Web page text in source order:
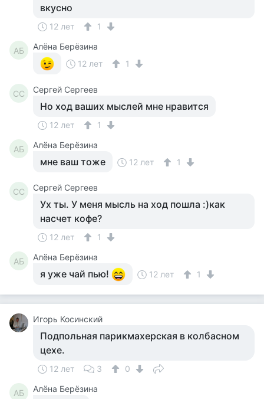
вкусно
12 лет 1
АБ
Алёна Берёзина
12 лет
1
СС Сергей Сергеев
Но ход ваших мыслей мне нравится
12 лет 1
АБ Алёна Берёзина
мне ваш тоже 12 лет 1
СС Сергей Сергеев
Ух ты. У меня мысль на ход пошла :)как
насчет кофе?
12 лет 1
АБ Алёна Берёзина
я уже чай пью! 12 лет 1
Игорь Косинский
Подпольная парикмахерская в колбасном
цехе.
12 лет 3 0
АБ Алёна Берёзина